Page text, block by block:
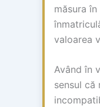
măsura
valoarea
Având în
sensul că